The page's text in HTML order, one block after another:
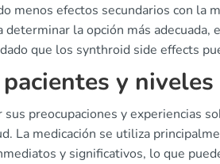
menos efectos secundarios con la
determinar la opción más
que los synthroid side effects
y
preocupaciones y experiencias
La medicación se utiliza
y significativos, lo que